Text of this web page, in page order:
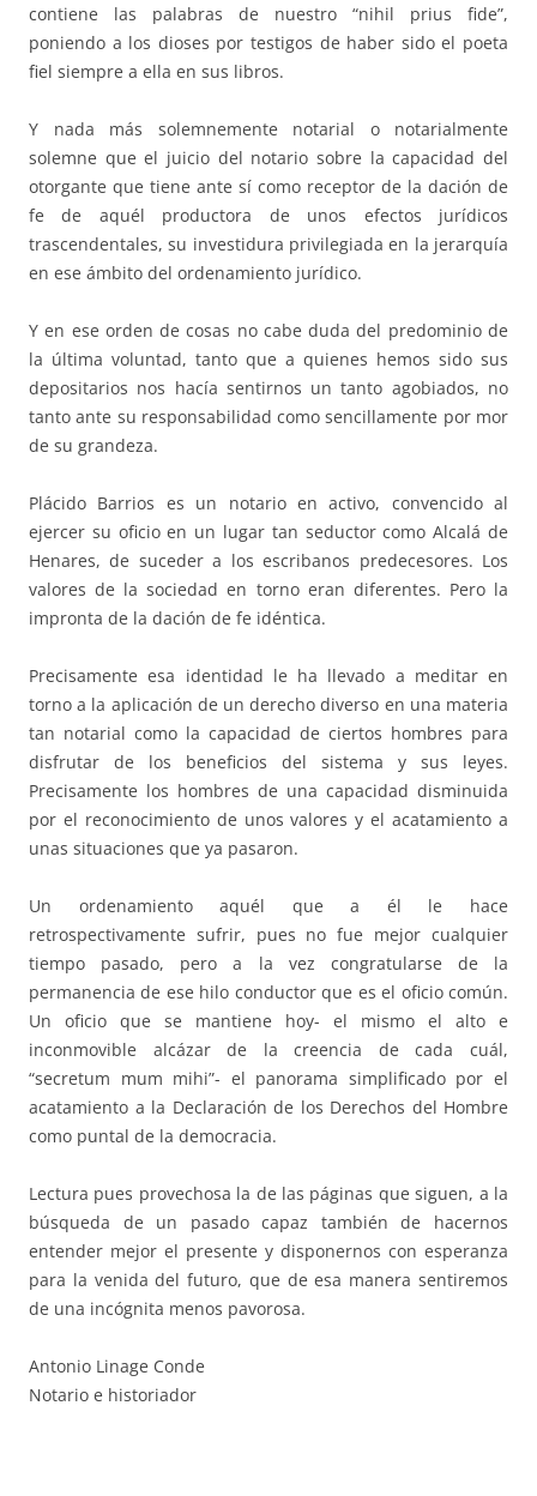
contiene las palabras de nuestro “nihil prius fide”,
poniendo a los dioses por testigos de haber sido el poeta
fiel siempre a ella en sus libros.
Y nada más solemnemente notarial o notarialmente
solemne que el juicio del notario sobre la capacidad del
otorgante que tiene ante sí como receptor de la dación de
fe de aquél productora de unos efectos jurídicos
trascendentales, su investidura privilegiada en la jerarquía
en ese ámbito del ordenamiento jurídico.
Y en ese orden de cosas no cabe duda del predominio de
la última voluntad, tanto que a quienes hemos sido sus
depositarios nos hacía sentirnos un tanto agobiados, no
tanto ante su responsabilidad como sencillamente por mor
de su grandeza.
Plácido Barrios es un notario en activo, convencido al
ejercer su oficio en un lugar tan seductor como Alcalá de
Henares, de suceder a los escribanos predecesores. Los
valores de la sociedad en torno eran diferentes. Pero la
impronta de la dación de fe idéntica.
Precisamente esa identidad le ha llevado a meditar en
torno a la aplicación de un derecho diverso en una materia
tan notarial como la capacidad de ciertos hombres para
disfrutar de los beneficios del sistema y sus leyes.
Precisamente los hombres de una capacidad disminuida
por el reconocimiento de unos valores y el acatamiento a
unas situaciones que ya pasaron.
Un ordenamiento aquél que a él le hace
retrospectivamente sufrir, pues no fue mejor cualquier
tiempo pasado, pero a la vez congratularse de la
permanencia de ese hilo conductor que es el oficio común.
Un oficio que se mantiene hoy- el mismo el alto e
inconmovible alcázar de la creencia de cada cuál,
“secretum mum mihi”- el panorama simplificado por el
acatamiento a la Declaración de los Derechos del Hombre
como puntal de la democracia.
Lectura pues provechosa la de las páginas que siguen, a la
búsqueda de un pasado capaz también de hacernos
entender mejor el presente y disponernos con esperanza
para la venida del futuro, que de esa manera sentiremos
de una incógnita menos pavorosa.
Antonio Linage Conde
Notario e historiador